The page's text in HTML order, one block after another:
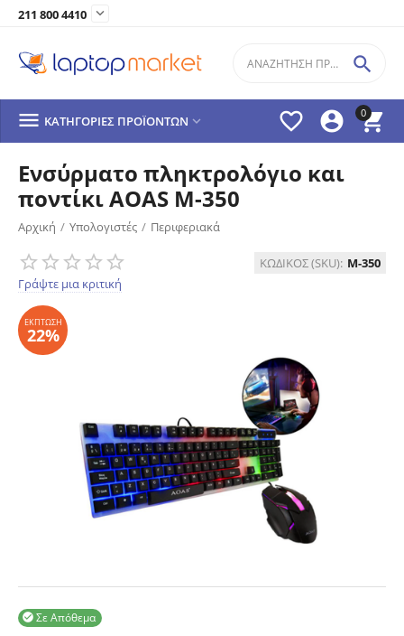
211 800 4410 
0




 ΚΑΤΗΓΟΡΊΕΣ ΠΡΟΪΌΝΤΩΝ 
Ενσύρματο πληκτρολόγιο και
ποντίκι AOAS M-350
Αρχική / Υπολογιστές / Περιφεριακά
Γράψτε μια κριτική
ΚΩΔΙΚΟΣ (SKU): M-350
ΈΚΠΤΩΣΗ
22%
Σε Απόθεμα
